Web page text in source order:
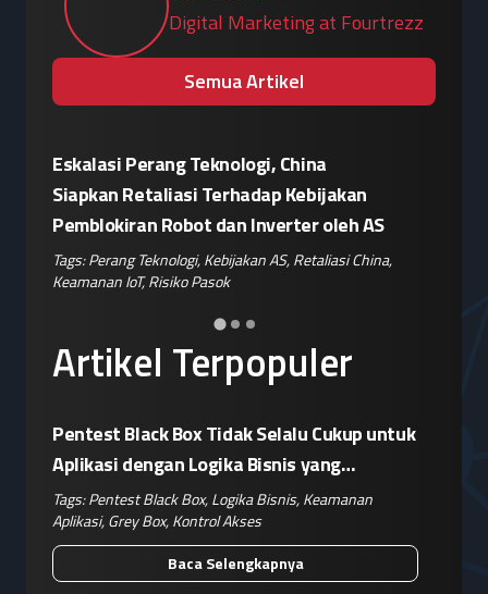
Digital Marketing at Fourtrezz
Semua Artikel
Artikel Terpopuler
Pentest Black Box Tidak Selalu Cukup untuk
Aplikasi dengan Logika Bisnis yang
Kompleks
Tags:Pentest Black Box,Logika Bisnis,Keamanan
Aplikasi,Grey Box,Kontrol Akses
Baca Selengkapnya
Eskalasi Perang Teknologi, China
Siapkan Retaliasi Terhadap Kebijakan
Pemblokiran Robot dan Inverter oleh AS
Tags:Perang Teknologi,Kebijakan AS,Retaliasi China,
Keamanan IoT,Risiko Pasok